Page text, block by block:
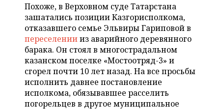
ТОРГОВЫЕ ЦЕНТРЫ
ТАТАРСТАНА
ИНВЕСТИЦИИ
МАШИНОСТРОЕНИЕ
НЕФТЕХИМИЯ
НЕФТЬ
ОПК
ЭНЕРГЕТИКА
НОВОСТИ БИЗНЕСА
РОЗНИЧНАЯ ТОРГОВЛЯ
ТРАНСПОРТ
ТЕХНОЛОГИИ
НОВОСТИ ТЕХНОЛОГИЙ
МЕРОПРИЯТИЯ
НОВОСТИ МЕРОПРИЯТИЙ
ВЫЕЗДНАЯ РЕДАКЦИЯ
СПОРТ
НОВОСТИ СПОРТА
ОБЩЕСТВО
Похоже, в Верховном суде Татарстана
зашатались позиции Казгорисполкома,
отказавшего семье Эльвиры Гариповой в
переселениииз аварийного деревянного
барака. Он стоял в многострадальном
казанском поселке «Мостоотряд-3» и
сгорел почти 10 лет назад. На все просьбы
исполнить давнее постановление
исполкома, обязывавшее расселить
погорельцев в другое муниципальное